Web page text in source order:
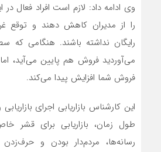
وی ادامه داد: لازم است افراد فعال
را از مدیران کاهش دهند و توقع
رایگان نداشته باشند. هنگامی که
می‌آوردید فروش هم پایین می‌آید،
فروش شما افزایش پیدا می‌کند.
این کارشناس بازاریابی اجرای
طول زمان، بازاریابی برای قشر
رسانه‌ها، مردم‌دار بودن و حرف‌زدن